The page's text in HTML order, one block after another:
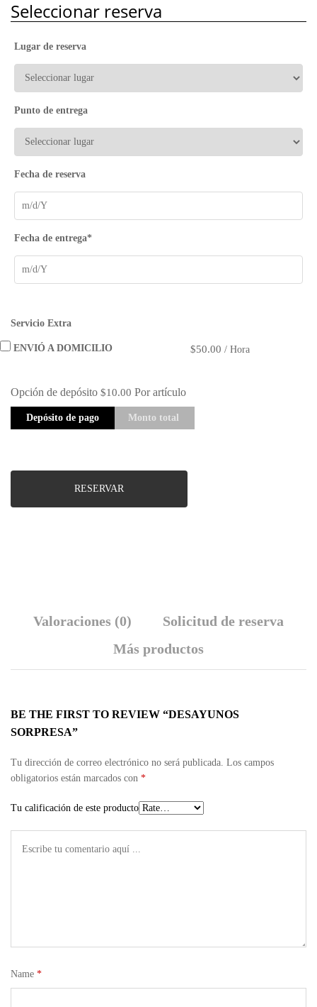
Seleccionar reserva
Lugar de reserva
Punto de entrega
Fecha de reserva
Fecha de entrega*
Servicio Extra
ENVIÓ A DOMICILIO $50.00 / Hora
Opción de depósito $10.00 Por artículo
Depósito de pago Monto total
RESERVAR
Valoraciones (0)
Solicitud de reserva
Más productos
BE THE FIRST TO REVIEW “DESAYUNOS
SORPRESA”
Tu dirección de correo electrónico no será publicada. Los campos
obligatorios están marcados con *
Tu calificación de este producto
Name *